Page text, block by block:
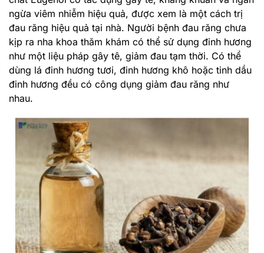
ngừa viêm nhiễm hiệu quả, được xem là một cách trị
đau răng hiệu quả tại nhà. Người bệnh đau răng chưa
kịp ra nha khoa thăm khám có thể sử dụng đinh hương
như một liệu pháp gây tê, giảm đau tạm thời. Có thể
dùng lá đinh hương tươi, đinh hương khô hoặc tinh dầu
đinh hương đều có công dụng giảm đau răng như
nhau.